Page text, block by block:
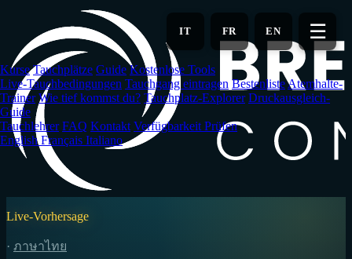
Hauptinhalt
springen
EN
FR
IT ☰
Kurse Tauchplätze Guide Kostenlose Tools
Live-Tauchbedingungen Tauchgang eintragen BestenlisteAtemhalte-
Trainer Wie tief kommst du? Tauchplatz-Explorer Druckausgleich-
Guide
Tauchlehrer FAQ Kontakt Verfügbarkeit Prüfen
EnglishFrançais Italiano
Live-Vorhersage
· ภาษาไทย